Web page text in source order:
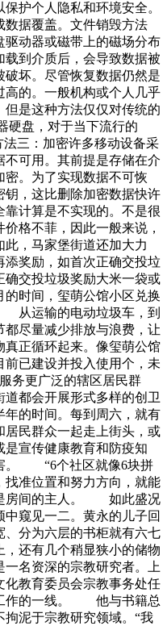
护个人隐私和环境安全。
数据覆盖。文件销毁方法
动器或磁带上的磁场分布
到介质后，会导致数据被
坏。尽管恢复数据仍然是
高的。一般机构或个人几乎
是这种方法仅仅对传统的
硬盘，对于当下流行的
三：加密许多移动设备采
可用。其前提是存储在介
密。为了实现数据不可恢
，这比删除加密数据快许
计算是不实现的。不是很
格不菲，因此一般来说，
，马家堡街道还加大力
奖励，如首次正确交投垃
交投垃圾奖励大米一袋或
时间，玺萌公馆小区兑换
从运输的电动垃圾车，到
尽量减少排放与浪费，让
正循环起来。像玺萌公馆
已建设并投入使用个，未
务更广泛的辖区居民群
都会开展形式多样的创卫
的时间。每到周六，就有
民群众一起走上街头，或
是宣传健康教育和防疫知
。 “6个社区就像6块拼
找准位置和努力方向，就能
房间的主人。 如此盛况
窥见一二。黄永的儿子回
分为六层的书柜就有六七
还有几个稍显狭小的储物
名资深的宗教研究者。上
教育委员会宗教事务处任
作的一线。 他与书籍总
泥于宗教研究领域。“我